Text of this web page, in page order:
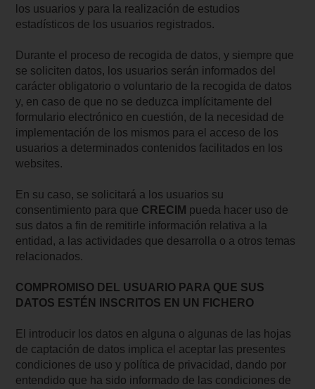
los usuarios y para la realización de estudios
estadísticos de los usuarios registrados.
Durante el proceso de recogida de datos, y siempre que
se soliciten datos, los usuarios serán informados del
carácter obligatorio o voluntario de la recogida de datos
y, en caso de que no se deduzca implícitamente del
formulario electrónico en cuestión, de la necesidad de
implementación de los mismos para el acceso de los
usuarios a determinados contenidos facilitados en los
websites.
En su caso, se solicitará a los usuarios su
consentimiento para que CRECIM pueda hacer uso de
sus datos a fin de remitirle información relativa a la
entidad, a las actividades que desarrolla o a otros temas
relacionados.
COMPROMISO DEL USUARIO PARA QUE SUS
DATOS ESTÉN INSCRITOS EN UN FICHERO
El introducir los datos en alguna o algunas de las hojas
de captación de datos implica el aceptar las presentes
condiciones de uso y política de privacidad, dando por
entendido que ha sido informado de las condiciones de